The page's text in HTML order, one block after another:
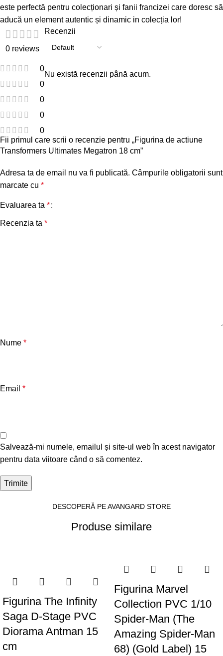
este perfectă pentru colecționari și fanii francizei care doresc să
aducă un element autentic și dinamic in colecția lor!
0 reviews
0
0
0
0
0
Recenzii
Nu există recenzii până acum.
Fii primul care scrii o recenzie pentru „Figurina de actiune
Transformers Ultimates Megatron 18 cm”
Adresa ta de email nu va fi publicată. Câmpurile obligatorii sunt
marcate cu *
Evaluarea ta *
Recenzia ta *
Nume *
Email *
Salvează-mi numele, emailul și site-ul web în acest navigator
pentru data viitoare când o să comentez.
DESCOPERĂ PE AVANGARD STORE
Produse similare
Figurina The Infinity
Saga D-Stage PVC
Diorama Antman 15
cm
Figurina Marvel
Collection PVC 1/10
Spider-Man (The
Amazing Spider-Man
68) (Gold Label) 15